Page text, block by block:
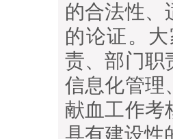
的合法性、
的论证。
责、部门职
信息化管理
献血工作考
具有建设性